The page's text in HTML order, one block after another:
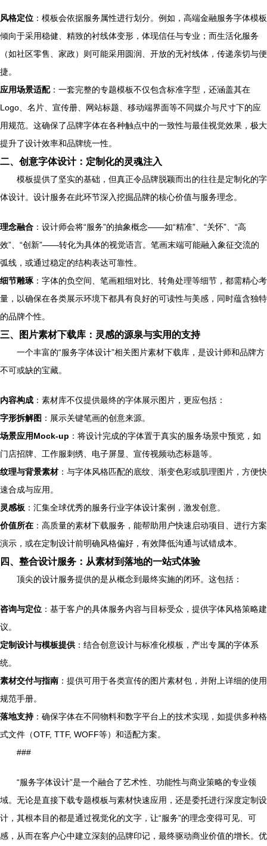
风格定位 ：模板会依据服务属性进行划分。例如，高端金融服务字体模板
倾向于采用稳健、精致的衬线体变形，体现信任与专业；而生活化服务
（如社区零售、家政）则可能采用圆润、开放的无衬线体，传递亲切与便
捷。
应用场景适配：一套完整的专题模板不仅包含标准字型，还涵盖其在
Logo、名片、宣传册、网站标题、移动端界面等不同媒介与尺寸下的应
用规范。这确保了品牌字体在各种触点中的一致性与最佳视觉效果，极大
提升了设计效率和品牌统一性。
二、创意字体设计：定制化的灵魂注入
模板提供了坚实的基础，但真正令品牌脱颖而出的往往是定制化的字
体设计。设计服务在此环节深入挖掘品牌的核心价值与服务理念。
理念融合 ：设计师会将“服务”的抽象概念——如“精准”、“关怀”、“高
效”、“创新”——转化为具体的视觉语言。笔画末端可能融入象征交流的
弧线，或通过稳定的结构表达可靠性。
细节雕琢 ：字体的负空间、笔画粗细对比、转角处理等细节，都需精心考
量，以确保在各类展示环境下都具有良好的可读性与美感，同时蕴含独特
的品牌个性。
三、图片素材下载库：灵感的源泉与实用的支持
一个丰富的“服务字体设计”相关图片素材下载库，是设计师和品牌方
不可或缺的宝藏。
内容构成 ：素材库不仅提供最终的字体展示图片，更应包括：
字形拆解图 ：展示关键笔画的创意来源。
场景应用Mock-up ：将设计完成的字体置于真实的服务场景中预览，如
门店招牌、工作服刺绣、电子屏显、宣传视频动态标题等。
纹理与背景素材：与字体风格匹配的底纹、渐变色彩或肌理图片，方便快
速合成与应用。
灵感板 ：汇集全球优秀的服务行业字体设计案例，激发创意。
价值所在 ：高质量的素材下载服务，能帮助用户快速启动项目、进行方案
演示，或在定制设计前明确风格偏好，有效降低沟通与试错成本。
四、整合设计服务：从素材到落地的一站式体验
顶尖的设计服务提供的是从概念到最终实施的闭环。这包括：
咨询与定位 ：基于客户的具体服务内容与目标受众，提供字体风格策略建
议。
定制设计与模板提供：结合创意设计与标准化模板，产出专属的字体系
统。
素材交付与指南 ：提供可用于各类宣传的图片素材包，并附上详细的使用
规范手册。
落地支持：确保字体在不同物料和数字平台上的技术实现，如提供多种格
式文件（OTF, TTF, WOFF等）和适配方案。
###
“服务字体设计”是一个融合了艺术性、功能性与商业策略的专业领
域。无论是直接下载专题模板与素材快速应用，还是委托进行深度定制设
计，其根本目的都是通过视觉化的文字，让“服务”的理念变得可见、可
感，从而在客户心中建立深刻的品牌印记，最终驱动商业价值的增长。优